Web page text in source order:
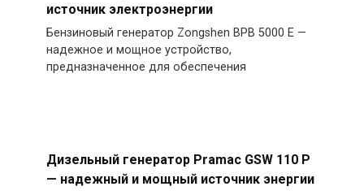
источник электроэнергии
Бензиновый генератор Zongshen BPB 5000 E —
надежное и мощное устройство,
предназначенное для обеспечения
Дизельный генератор Pramac GSW 110 P
— надежный и мощный источник энергии